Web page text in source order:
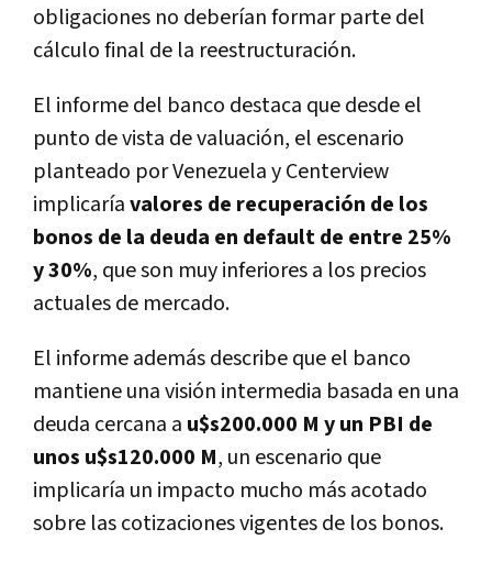
obligaciones no deberían formar parte del
cálculo final de la reestructuración.
El informe del banco destaca que desde el
punto de vista de valuación, el escenario
planteado por Venezuela y Centerview
implicaríavalores de recuperación de los
bonos de la deuda en default de entre 25%
y 30%, que son muy inferiores a los precios
actuales de mercado.
El informe además describe que el banco
mantiene una visión intermedia basada en una
deuda cercana a u$s200.000 M y un PBI de
unos u$s120.000 M, un escenario que
implicaría un impacto mucho más acotado
sobre las cotizaciones vigentes de los bonos.